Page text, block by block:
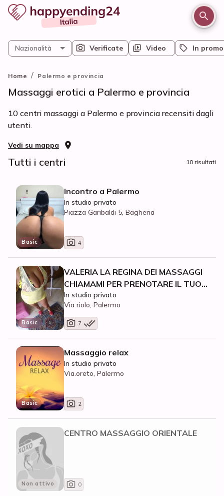
Verificate Video In promo
Nazionalità
Home / Palermo e provincia
Massaggi erotici a Palermo e provincia
10 centri massaggi a Palermo e provincia recensiti dagli
utenti.
Vedi su mappa
Tutti i centri 10 risultati
Basic
Incontro a Palermo
In studio privato
Piazza Garibaldi 5, Bagheria
4
Basic
VALERIA LA REGINA DEI MASSAGGI
CHIAMAMI PER PRENOTARE IL TUO
BOLLENTE RELAX CON ME! LUN-VEN
11 - 19 SABATO 10- 19 (LOCALE
CLIMATIZZATO)
In studio privato
Via riolo, Palermo
7
Basic
Massaggio relax
In studio privato
Via.oreto, Palermo
2
Non attivo
CENTRO MASSAGGIO ORIENTALE
0